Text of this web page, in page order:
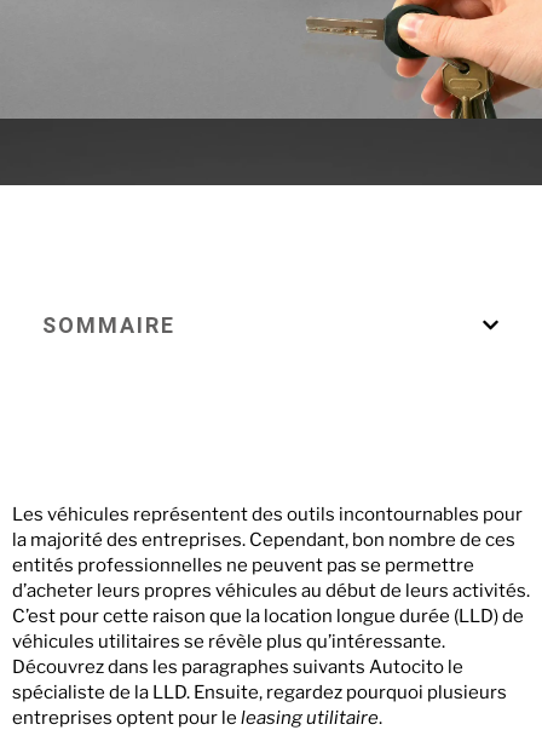
SOMMAIRE
Les véhicules représentent des outils incontournables pour
la majorité des entreprises. Cependant, bon nombre de ces
entités professionnelles ne peuvent pas se permettre
d’acheter leurs propres véhicules au début de leurs activités.
C’est pour cette raison que la location longue durée (LLD) de
véhicules utilitaires se révèle plus qu’intéressante.
Découvrez dans les paragraphes suivants Autocito le
spécialiste de la LLD. Ensuite, regardez pourquoi plusieurs
entreprises optent pour le leasing utilitaire.